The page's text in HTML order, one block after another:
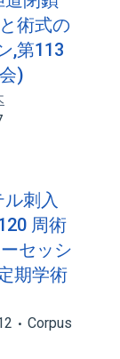
術式の
,第113
)
刺入
周術
セッシ
期学術
Corpus